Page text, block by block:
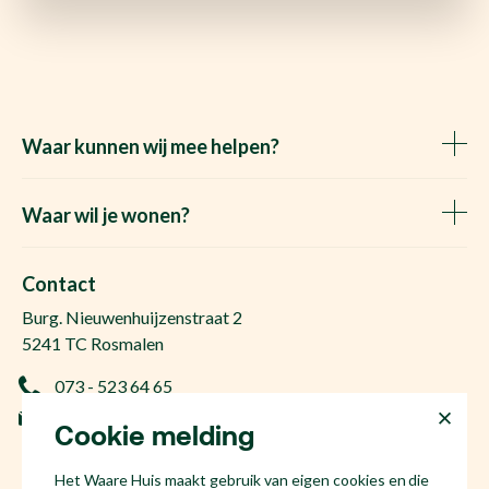
Cookie melding
Het Waare Huis maakt gebruik van eigen cookies en die
Waar kunnen wij mee helpen?
Het Waare Huis zoekt
Gratis woningwaarde
Vraag de kosten op
Ervaringen
Taxatie
Waar wil je wonen?
Makelaar Den Bosch
Huis kopen Nuland
Huis kopen Berlicum
Huis kopen Vinkel
Huis kopen Kruisstraat
Contact
Burg. Nieuwenhuijzenstraat 2
5241 TC Rosmalen
073 - 523 64 65